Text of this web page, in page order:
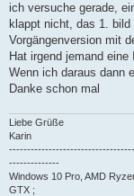
r
a
g
ich versuche gerade,
klappt nicht, das 1.
Vorgängenversion mit
Hat irgend jemand
Wenn ich daraus dann
Danke schon mal
Liebe Grüße
Karin
--------------
Windows 10 Pro, AMD
GTX ;